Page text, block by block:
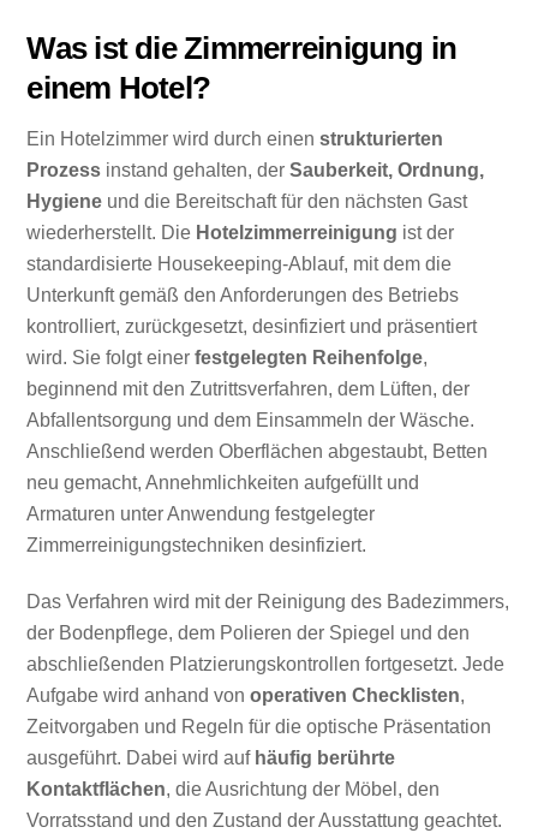
Was ist die Zimmerreinigung in
einem Hotel?
Ein Hotelzimmer wird durch einenstrukturierten
Prozess instand gehalten, derSauberkeit, Ordnung,
Hygiene und die Bereitschaft für den nächsten Gast
wiederherstellt. Die Hotelzimmerreinigung ist der
standardisierte Housekeeping-Ablauf, mit dem die
Unterkunft gemäß den Anforderungen des Betriebs
kontrolliert, zurückgesetzt, desinfiziert und präsentiert
wird. Sie folgt einerfestgelegten Reihenfolge,
beginnend mit den Zutrittsverfahren, dem Lüften, der
Abfallentsorgung und dem Einsammeln der Wäsche.
Anschließend werden Oberflächen abgestaubt, Betten
neu gemacht, Annehmlichkeiten aufgefüllt und
Armaturen unter Anwendung festgelegter
Zimmerreinigungstechniken desinfiziert.
Das Verfahren wird mit der Reinigung des Badezimmers,
der Bodenpflege, dem Polieren der Spiegel und den
abschließenden Platzierungskontrollen fortgesetzt. Jede
Aufgabe wird anhand vonoperativen Checklisten,
Zeitvorgaben und Regeln für die optische Präsentation
ausgeführt. Dabei wird auf häufig berührte
Kontaktflächen, die Ausrichtung der Möbel, den
Vorratsstand und den Zustand der Ausstattung geachtet.